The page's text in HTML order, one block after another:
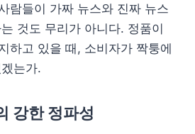
람들이 가짜 뉴스와 진짜 뉴스
것도 무리가 아니다. 정품이
하고 있을 때, 소비자가 짝퉁에
는가.
강한 정파성